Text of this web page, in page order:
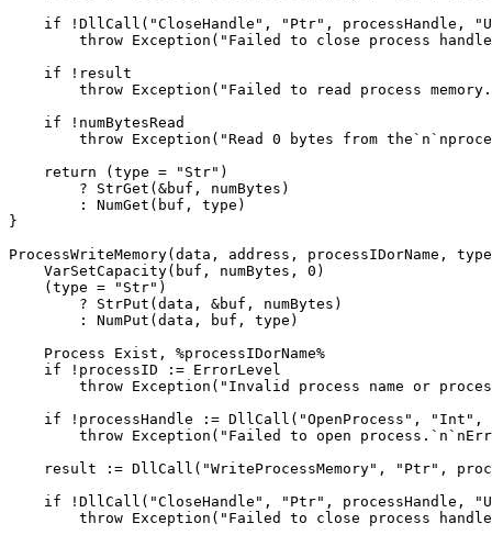
if !DllCall("CloseHandle", "Ptr", processHandle,
throw Exception("Failed to close process
    if !result
throw Exception("Failed to read process
    if !numBytesRead
throw Exception("Read 0 bytes from
    return (type = "Str")
        ? StrGet(&buf, numBytes)
        : NumGet(buf, type)
}
ProcessWriteMemory(data, address, processIDorName,
    VarSetCapacity(buf, numBytes, 0)
    (type = "Str")
        ? StrPut(data, &buf, numBytes)
        : NumPut(data, buf, type)
    Process Exist, %processIDorName%
    if !processID := ErrorLevel
throw Exception("Invalid process name or
if !processHandle := DllCall("OpenProcess",
throw Exception("Failed to open
result := DllCall("WriteProcessMemory", "Ptr",
if !DllCall("CloseHandle", "Ptr", processHandle,
throw Exception("Failed to close process